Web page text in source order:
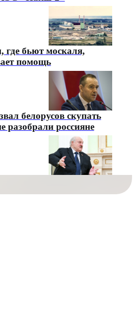
где бьют москаля,
помощь
белорусов скупать
разобрали россияне